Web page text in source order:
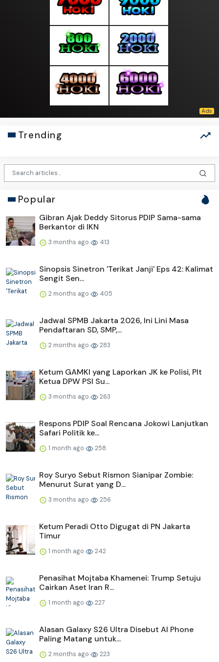
Trending
Popular
Gibran Ajak Deddy Sitorus PDIP Sama-sama
Berkantor di IKN
3 months ago 413
Sinopsis Sinetron 'Terikat Janji' Eps 42: Kalimat
Sengit Sen...
2 months ago 405
Jadwal SPMB Jakarta 2026, Ini Lini Masa
Pendaftaran SD, SMP,...
2 months ago 283
Ketum GAMKI yang Laporkan JK ke Polisi, Plt
Ketua DPW PSI Su...
3 months ago 263
Respons PDIP Soal Rencana Jokowi Lanjutkan
Safari Politik ke...
1 month ago 258
Roy Suryo Sebut Rismon Sianipar Zombie:
Menurut Surat yang D...
3 months ago 256
Ketum Peradi Otto Digugat di PN Jakarta
Timur
1 month ago 242
Penasihat Mojtaba Khamenei: Trump Setuju
Cairkan Aset Iran R...
1 month ago 227
Alasan Galaxy S26 Ultra Disebut AI Phone
Paling Matang untuk...
2 months ago 223